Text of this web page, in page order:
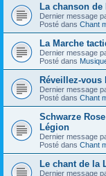
La chanson de
Dernier message
Posté dans Chant
La Marche
Dernier message
Posté dans
Réveillez-vous
Dernier message
Posté dans Chant
Schwarze
Légion
Dernier message
Posté dans Chant
Le chant de la
Dernier message